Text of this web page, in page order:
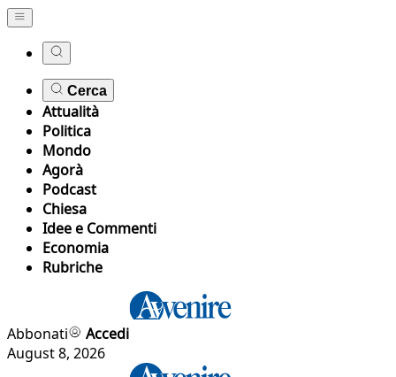
Cerca
Attualità
Politica
Mondo
Agorà
Podcast
Chiesa
Idee e Commenti
Economia
Rubriche
Abbonati
Accedi
August 8, 2026